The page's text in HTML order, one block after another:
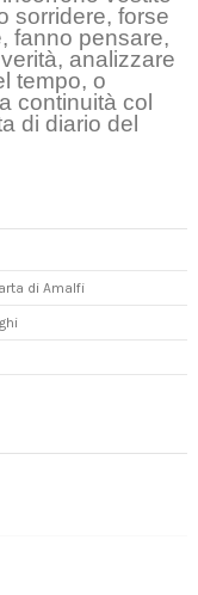
sorridere, forse
fanno pensare,
analizzare
tempo, o
continuità col
di diario del
di Amalfi